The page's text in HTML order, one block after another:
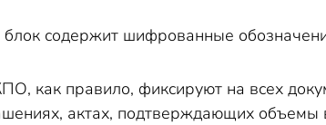
блок содержит шифрованные
как правило, фиксируют на всех
актах, подтверждающих